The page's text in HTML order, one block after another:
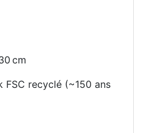
cm
FSC recyclé (~150 ans